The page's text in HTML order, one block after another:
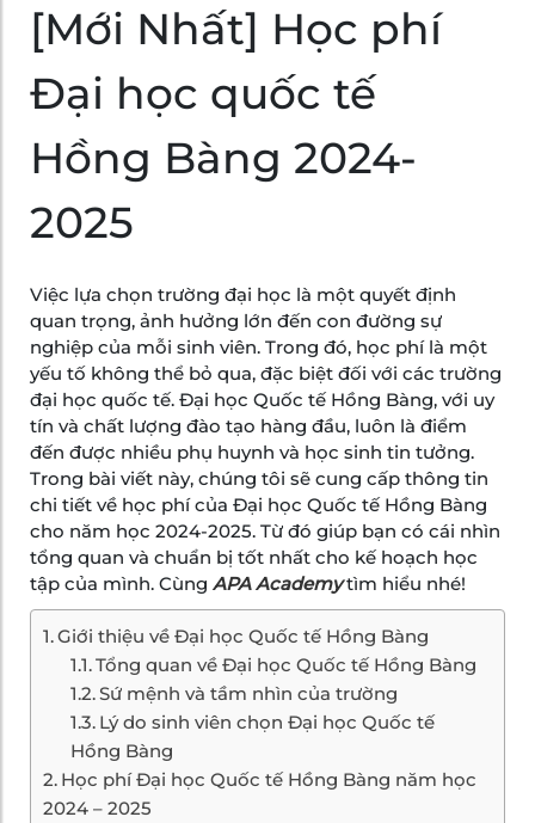
[Mới Nhất] Học phí
Đại học quốc tế
Hồng Bàng 2024-
2025
Việc lựa chọn trường đại học là một quyết định
quan trọng, ảnh hưởng lớn đến con đường sự
nghiệp của mỗi sinh viên. Trong đó, học phí là một
yếu tố không thể bỏ qua, đặc biệt đối với các trường
đại học quốc tế. Đại học Quốc tế Hồng Bàng, với uy
tín và chất lượng đào tạo hàng đầu, luôn là điểm
đến được nhiều phụ huynh và học sinh tin tưởng.
Trong bài viết này, chúng tôi sẽ cung cấp thông tin
chi tiết về học phí của Đại học Quốc tế Hồng Bàng
cho năm học 2024-2025. Từ đó giúp bạn có cái nhìn
tổng quan và chuẩn bị tốt nhất cho kế hoạch học
tập của mình. Cùng APA Academytìm hiểu nhé!
Giới thiệu về Đại học Quốc tế Hồng Bàng
Tổng quan về Đại học Quốc tế Hồng Bàng
Sứ mệnh và tầm nhìn của trường
Lý do sinh viên chọn Đại học Quốc tế
Hồng Bàng
Học phí Đại học Quốc tế Hồng Bàng năm học
2024 – 2025